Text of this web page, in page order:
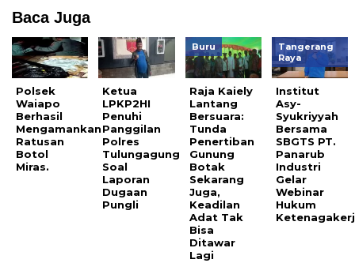
Baca Juga
Polsek
Waiapo
Berhasil
Mengamankan
Ratusan
Botol
Miras.
Ketua
LPKP2HI
Penuhi
Panggilan
Polres
Tulungagung
Soal
Laporan
Dugaan
Pungli
Buru
Raja Kaiely
Lantang
Bersuara:
Tunda
Penertiban
Gunung
Botak
Sekarang
Juga,
Keadilan
Adat Tak
Bisa
Ditawar
Lagi
Tangerang
Raya
Institut
Asy-
Syukriyyah
Bersama
SBGTS PT.
Panarub
Industri
Gelar
Webinar
Hukum